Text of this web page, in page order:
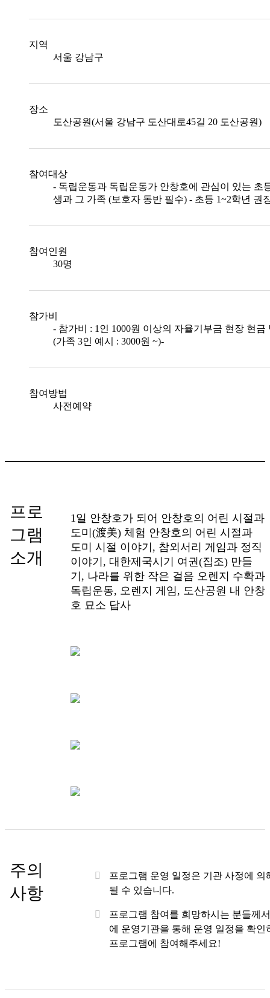
지역
서울 강남구
장소
도산공원(서울 강남구 도산대로45길 20 도산공원)
참여대상
- 독립운동과 독립운동가 안창호에 관심이 있는 초
생과 그 가족 (보호자 동반 필수) - 초등 1~2학년 권
참여인원
30명
참가비
- 참가비 : 1인 1000원 이상의 자율기부금 현장 현금
(가족 3인 예시 : 3000원 ~)-
참여방법
사전예약
프로
그램
소개
1일 안창호가 되어 안창호의 어린 시절과
도미(渡美) 체험 안창호의 어린 시절과
도미 시절 이야기, 참외서리 게임과 정직
이야기, 대한제국시기 여권(집조) 만들
기, 나라를 위한 작은 걸음 오렌지 수확과
독립운동, 오렌지 게임, 도산공원 내 안창
호 묘소 답사
주의
사항
프로그램 운영 일정은 기관 사정에 의
될 수 있습니다.
프로그램 참여를 희망하시는 분들께
에 운영기관을 통해 운영 일정을 확인
프로그램에 참여해주세요!